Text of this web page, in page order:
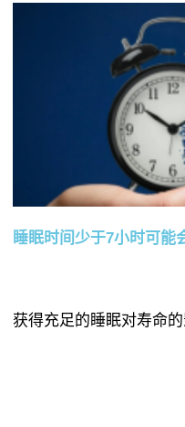
睡眠时间少于7小时可能
获得充足的睡眠对寿命